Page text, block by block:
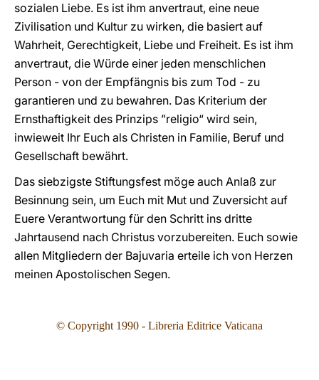
sozialen Liebe. Es ist ihm anvertraut, eine neue
Zivilisation und Kultur zu wirken, die basiert auf
Wahrheit, Gerechtigkeit, Liebe und Freiheit. Es ist ihm
anvertraut, die Würde einer jeden menschlichen
Person - von der Empfängnis bis zum Tod - zu
garantieren und zu bewahren. Das Kriterium der
Ernsthaftigkeit des Prinzips ”religio“ wird sein,
inwieweit Ihr Euch als Christen in Familie, Beruf und
Gesellschaft bewährt.
Das siebzigste Stiftungsfest möge auch Anlaß zur
Besinnung sein, um Euch mit Mut und Zuversicht auf
Euere Verantwortung für den Schritt ins dritte
Jahrtausend nach Christus vorzubereiten. Euch sowie
allen Mitgliedern der Bajuvaria erteile ich von Herzen
meinen Apostolischen Segen.
© Copyright 1990 - Libreria Editrice Vaticana